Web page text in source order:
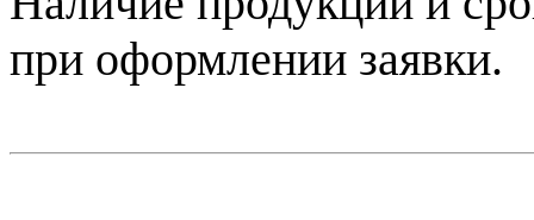
при оформлении заявки.